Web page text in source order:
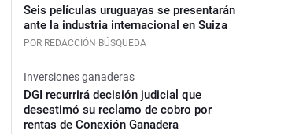
Seis películas uruguayas se presentarán
ante la industria internacional en Suiza
POR REDACCIÓN BÚSQUEDA
Inversiones ganaderas
DGI recurrirá decisión judicial que
desestimó su reclamo de cobro por
rentas de Conexión Ganadera